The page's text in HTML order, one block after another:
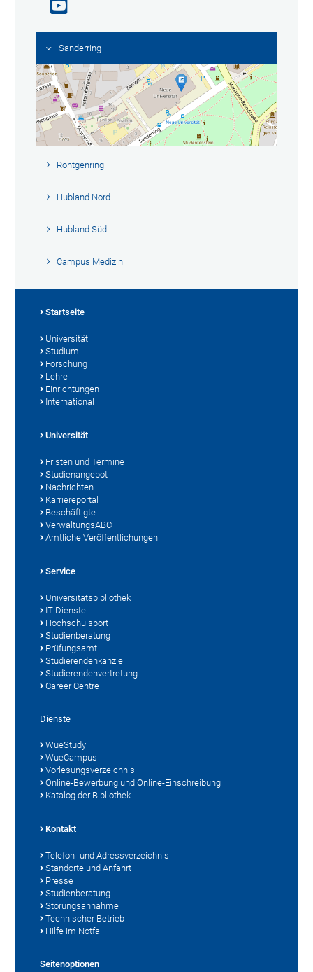
Sanderring
Röntgenring
Hubland Nord
Hubland Süd
Campus Medizin
Startseite
Universität
Studium
Forschung
Lehre
Einrichtungen
International
Universität
Fristen und Termine
Studienangebot
Nachrichten
Karriereportal
Beschäftigte
VerwaltungsABC
Amtliche Veröffentlichungen
Service
Universitätsbibliothek
IT-Dienste
Hochschulsport
Studienberatung
Prüfungsamt
Studierendenkanzlei
Studierendenvertretung
Career Centre
Dienste
WueStudy
WueCampus
Vorlesungsverzeichnis
Online-Bewerbung und Online-Einschreibung
Katalog der Bibliothek
Kontakt
Telefon- und Adressverzeichnis
Standorte und Anfahrt
Presse
Studienberatung
Störungsannahme
Technischer Betrieb
Hilfe im Notfall
Seitenoptionen